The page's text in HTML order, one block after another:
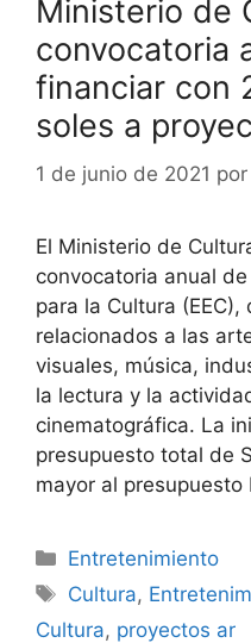
Ministerio de
convocatoria
financiar con
soles a
1 de junio de 2021 por
El Ministerio de
convocatoria anual
para la Cultura
relacionados a las
visuales, música,
la lectura y la
cinematográfica. La
presupuesto total de
mayor al
Categorías
Entretenimiento
Etiquetas
Cultura,
Cultura, proyectos ar